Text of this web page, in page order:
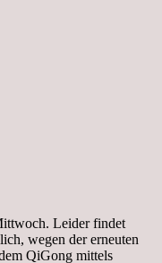
Leider findet
wegen der erneuten
QiGong mittels